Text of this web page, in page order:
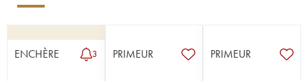
ENCHÈRE 3 PRIMEUR PRIMEUR